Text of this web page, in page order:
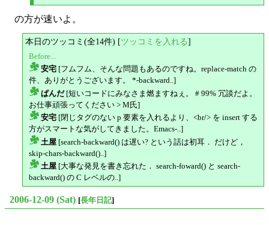
の方が速いよ。
本日のツッコミ(全14件) [ツッコミを入れる]
Before...
安宅 [フムフム、そんな問題もあるのですね。replace-match の
件、ありがとうございます。 *-backward..]
ぱんだ[短いコードにみなさま燃ますねぇ。 # 99% 冗談だよ。
お仕事頑張ってください > M氏]
安宅 [閉じタグのない p 要素を入れるより、<br/> を insert する
方がスマートな気がしてきました。Emacs-..]
土屋 [search-backward() は遅い? という話は初耳． だけど，
skip-chars-backward()..]
土屋 [大事な発見を書き忘れた． search-foward() と search-
backward() の C レベルの..]
2006-12-09 (Sat) [長年日記]